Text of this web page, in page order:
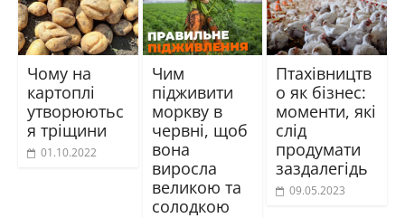
Чому на
картоплі
утворюютьс
я тріщини
01.10.2022
Чим
підживити
моркву в
червні, щоб
вона
виросла
великою та
солодкою
Птахівництв
о як бізнес:
моменти, які
слід
продумати
заздалегідь
09.05.2023